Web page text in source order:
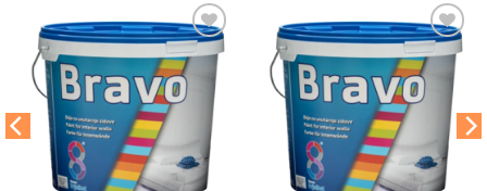
Dodaj
listu
želja
Dodaj
listu
želja